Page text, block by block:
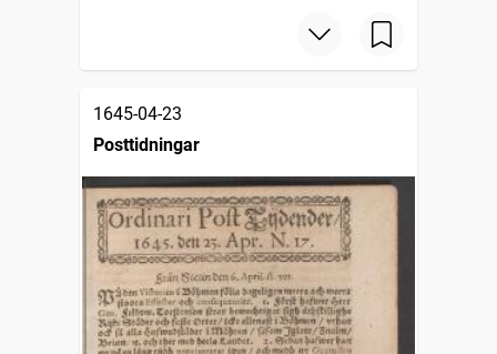
1645-04-23
Posttidningar